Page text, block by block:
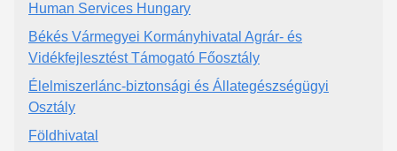
Human Services Hungary
Békés Vármegyei Kormányhivatal Agrár- és
Vidékfejlesztést Támogató Főosztály
Élelmiszerlánc-biztonsági és Állategészségügyi
Osztály
Földhivatal